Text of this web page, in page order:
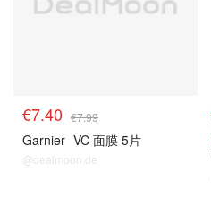
€7.40 €7.99
Garnier VC 面膜 5片
@dealmoon.de